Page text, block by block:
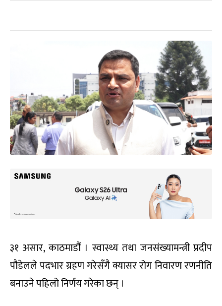
३१ असार, काठमाडौं । स्वास्थ्य तथा जनसंख्यामन्त्री प्रदीप
पौडेलले पदभार ग्रहण गरेसँगै क्यासर रोग निवारण रणनीति
बनाउने पहिलो निर्णय गरेका छन् ।